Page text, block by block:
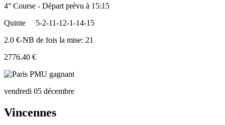
4° Course - Départ prévu à 15:15
Quinte
5-2-11-12-1-14-15
2.0 €-NB de fois la mise: 21
2776.40 €
vendredi 05 décembre
Vincennes